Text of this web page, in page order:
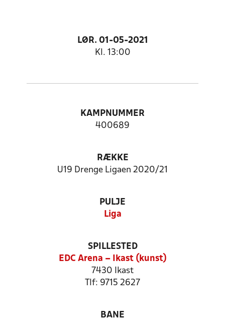
LØR. 01-05-2021
Kl. 13:00
KAMPNUMMER
400689
RÆKKE
U19 Drenge Ligaen 2020/21
PULJE
Liga
SPILLESTED
EDC Arena – Ikast (kunst)
7430 Ikast
Tlf: 9715 2627
BANE